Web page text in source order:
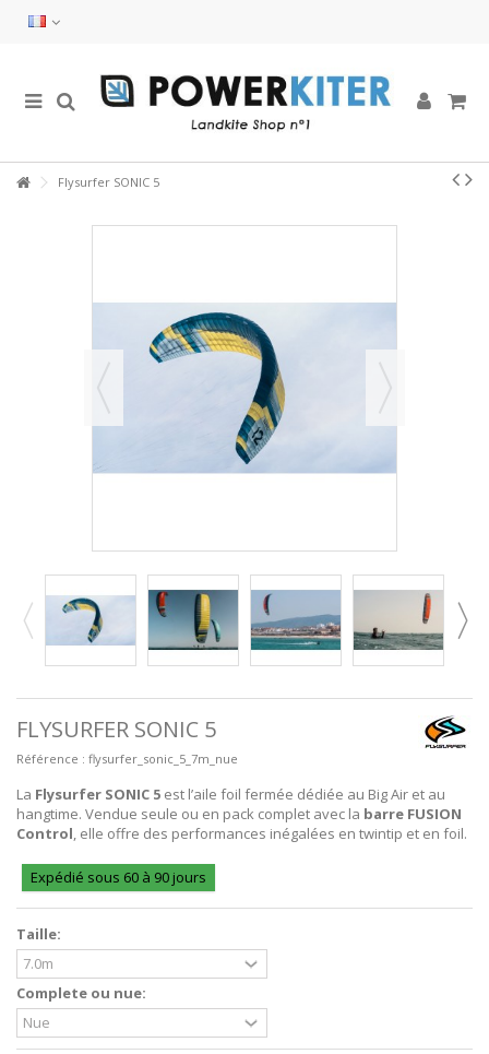
Flysurfer SONIC 5
FLYSURFER SONIC 5
Référence : flysurfer_sonic_5_7m_nue
La Flysurfer SONIC 5 est l’aile foil fermée dédiée au Big Air et au
hangtime. Vendue seule ou en pack complet avec la barre FUSION
Control, elle offre des performances inégalées en twintip et en foil.
Expédié sous 60 à 90 jours
Taille:
Complete ou nue: